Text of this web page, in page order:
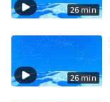
26 min
26 min